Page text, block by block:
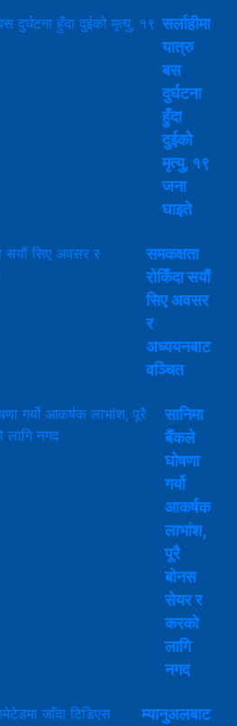
सर्लाहीमा
यात्रु
बस
दुर्घटना
हुँदा
दुईको
मृत्यु, १९
जना
घाइते
समकक्षता
रोकिँदा सयौं
सिए अवसर
र
अध्ययनबाट
वञ्चित
सानिमा
बैंकले
घोषणा
गर्यो
आकर्षक
लाभांश,
पूरै
बोनस
सेयर र
करको
लागि
नगद
म्यानुअलबाट